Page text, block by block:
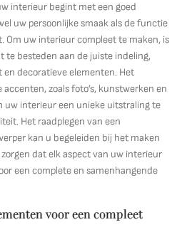
interieur begint met een goed
uw persoonlijke smaak als de functie
Om uw interieur compleet te maken, is
te besteden aan de juiste indeling,
en decoratieve elementen. Het
zoals foto’s, kunstwerken en
uw interieur een unieke uitstraling te
Het raadplegen van een
kan u begeleiden bij het maken
dat elk aspect van uw interieur
een complete en samenhangende
voor een compleet